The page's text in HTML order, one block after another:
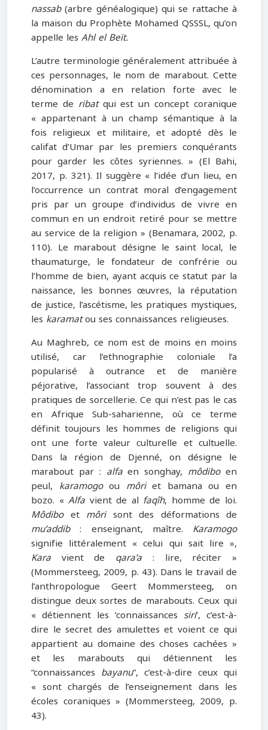
nassab(arbre généalogique) qui se rattache à
la maison du Prophète Mohamed QSSSL, qu’on
appelle les Ahl el Beït.
L’autre terminologie généralement attribuée à
ces personnages, le nom de marabout. Cette
dénomination a en relation forte avec le
terme de ribatqui est un concept coranique
« appartenant à un champ sémantique à la
fois religieux et militaire, et adopté dès le
califat d’Umar par les premiers conquérants
pour garder les côtes syriennes. » (El Bahi,
2017, p. 321). Il suggère « l’idée d’un lieu, en
l’occurrence un contrat moral d’engagement
pris par un groupe d’individus de vivre en
commun en un endroit retiré pour se mettre
au service de la religion » (Benamara, 2002, p.
110). Le marabout désigne le saint local, le
thaumaturge, le fondateur de confrérie ou
l’homme de bien, ayant acquis ce statut par la
naissance, les bonnes œuvres, la réputation
de justice, l’ascétisme, les pratiques mystiques,
les karamatou ses connaissances religieuses.
Au Maghreb, ce nom est de moins en moins
utilisé, car l’ethnographie coloniale l’a
popularisé à outrance et de manière
péjorative, l’associant trop souvent à des
pratiques de sorcellerie. Ce qui n’est pas le cas
en Afrique Sub-saharienne, où ce terme
définit toujours les hommes de religions qui
ont une forte valeur culturelle et cultuelle.
Dans la région de Djenné, on désigne le
marabout par : alfaen songhay, môdiboen
peul, karamogoou môriet bamana ou en
bozo. «Alfa vient de al faqîh, homme de loi.
Môdiboet môrisont des déformations de
mu’addib: enseignant, maître. Karamogo
signifie littéralement « celui qui sait lire »,
Kara vient de qara’a : lire, réciter »
(Mommersteeg, 2009, p. 43). Dans le travail de
l’anthropologue Geert Mommersteeg, on
distingue deux sortes de marabouts. Ceux qui
« détiennent les ‘connaissances siri’, c’est-à-
dire le secret des amulettes et voient ce qui
appartient au domaine des choses cachées »
et les marabouts qui détiennent les
“connaissances bayanu”, c’est-à-dire ceux qui
« sont chargés de l’enseignement dans les
écoles coraniques » (Mommersteeg, 2009, p.
43).